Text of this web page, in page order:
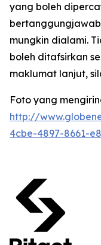
yang boleh
mungkin dialami.
boleh ditafsirkan
maklumat lanjut,
Foto yang
http://
4cbe-4897-8661-